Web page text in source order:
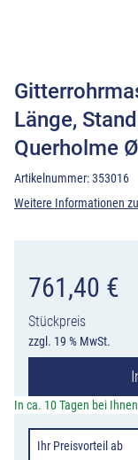
Länge,
Querholme
Artikelnummer:353016
Weitere Informationen
761,40 €
Stückpreis
zzgl. 19 % MwSt.
In ca. 10 Tagen bei Ihnen
Ihr Preisvorteil ab